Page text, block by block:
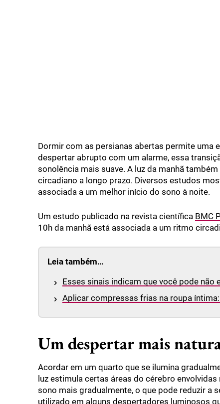
Dormir com as persianas abertas permite uma
despertar abrupto com um alarme, essa
sonolência mais suave. A luz da manhã
circadiano a longo prazo. Diversos estudos
associada a um melhor início do sono à noite.
Um estudo publicado na revista científica BMC
10h da manhã está associada a um ritmo
Leia também…
Esses sinais indicam que você pode não
Aplicar compressas frias na roupa
Um despertar mais
Acordar em um quarto que se ilumina
luz estimula certas áreas do cérebro
sono mais gradualmente, o que pode reduzir a
utilizado em alguns despertadores luminosos